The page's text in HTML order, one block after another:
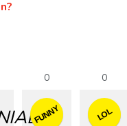
0
FUNNY
0
LOL